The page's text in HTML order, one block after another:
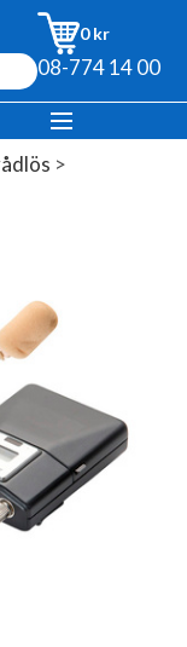
0 kr
08-774 14 00
>